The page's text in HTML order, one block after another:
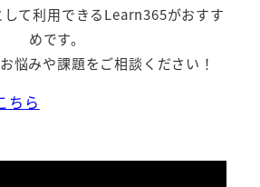
て利用できるLearn365がおすす
めです。
悩みや課題をご相談ください！
ちら